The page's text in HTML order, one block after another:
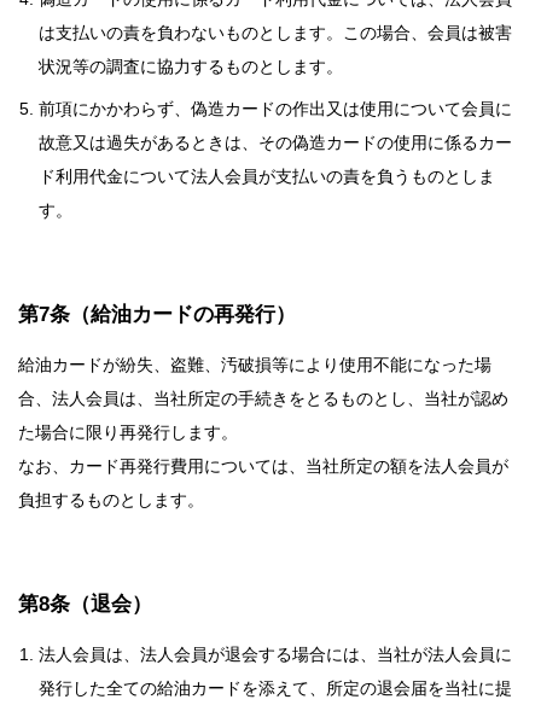
は支払いの責を負わないものとします。この場合、会員は被害
状況等の調査に協力するものとします。
前項にかかわらず、偽造カードの作出又は使用について会員に
故意又は過失があるときは、その偽造カードの使用に係るカー
ド利用代金について法人会員が支払いの責を負うものとしま
す。
第7条（給油カードの再発行）
給油カードが紛失、盗難、汚破損等により使用不能になった場
合、法人会員は、当社所定の手続きをとるものとし、当社が認め
た場合に限り再発行します。
なお、カード再発行費用については、当社所定の額を法人会員が
負担するものとします。
第8条（退会）
法人会員は、法人会員が退会する場合には、当社が法人会員に
発行した全ての給油カードを添えて、所定の退会届を当社に提